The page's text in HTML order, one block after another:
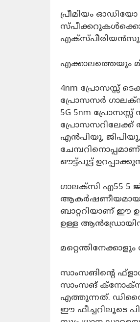
പ്രീമിയം
എക്കാലത്തെയും
4nm പ്രോസസ്സ്
പ്രോസസർ
5G 5nm
എൻപിയു,
ഔട്ട്‌പുട്ട്
ഗാലക്‌സി എ55 5
ആകർഷണീയമായ
ബാറ്ററിയാണ്
ഉള്ള
സാംസങിന്റെ
സാംസങ് ക്‌നോക്‌സ്
എത്തുന്നത്.
ഈ ഫീച്ചറിലൂടെ